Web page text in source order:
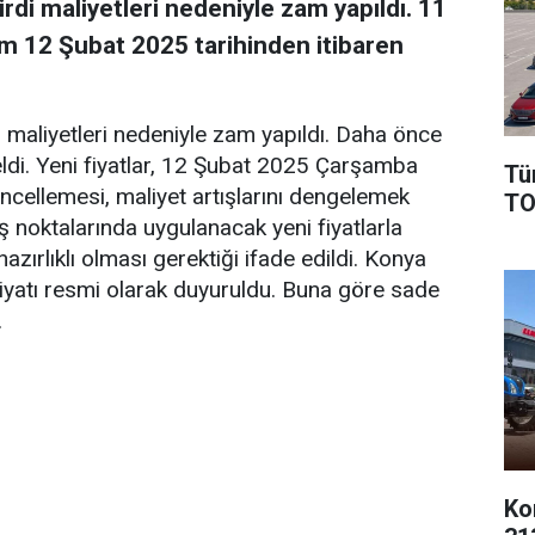
maliyetleri nedeniyle zam yapıldı. 11
12 Şubat 2025 tarihinden itibaren
nedeniyle zam yapıldı. Daha önce
Yeni fiyatlar, 12 Şubat 2025 Çarşamba
maliyet artışlarını dengelemek
noktalarında uygulanacak yeni fiyatlarla
olması gerektiği ifade edildi. Konya
resmi olarak duyuruldu. Buna göre sade